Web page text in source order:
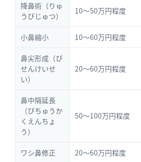
降鼻術（りゅ
うびじゅつ）
10〜50万円程度
小鼻縮小 10〜60万円程度
鼻尖形成（び
せんけいせ
い）
20〜60万円程度
鼻中隔延長
（びちゅうか
くえんちょ
う）
50〜100万円程度
ワシ鼻修正 20〜60万円程度